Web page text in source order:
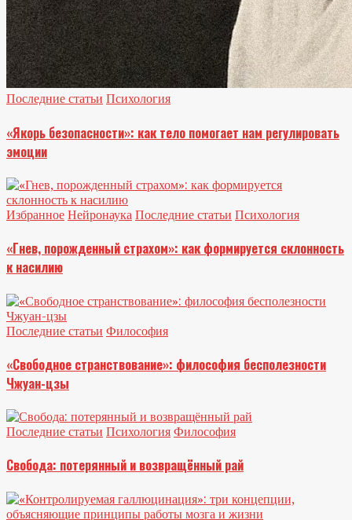
Последние статьи Психология
«Якорь безопасности»: как тело помогает нам регулировать
эмоции
Избранное Нейронаука Последние статьи Психология
«Гнев, порожденный страхом»: как формируется склонность
к насилию
Последние статьи Философия
«Свободное странствование»: философия бесполезности
Чжуан-цзы
Последние статьи Психология Философия
Свобода: потерянный и возвращённый рай